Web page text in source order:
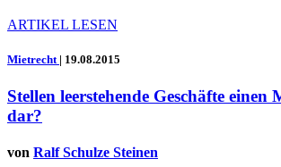
ARTIKEL LESEN
Mietrecht | 19.08.2015
Stellen leerstehende Geschäfte einen
dar?
von Ralf Schulze Steinen